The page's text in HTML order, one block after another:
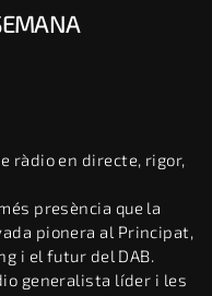
ràdio en directe, rigor,
presència que la
pionera al Principat,
i el futur del DAB.
generalista líder i les